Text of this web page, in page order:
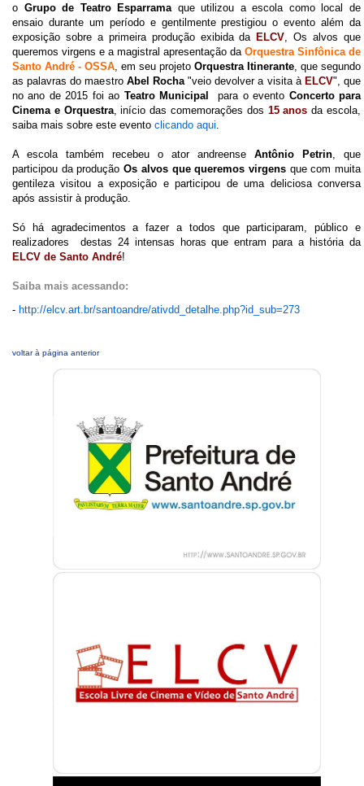
o Grupo de Teatro Esparrama que utilizou a escola como local de
ensaio durante um período e gentilmente prestigiou o evento além da
exposição sobre a primeira produção exibida da ELCV , Os alvos que
queremos virgens e a magistral apresentação da Orquestra Sinfônica de
Santo André - OSSA , em seu projeto Orquestra Itinerante , que segundo
as palavras do maestro Abel Rocha"veio devolver a visita à ELCV", que
no ano de 2015 foi ao Teatro Municipal para o evento Concerto para
Cinema e Orquestra, início das comemorações dos 15 anos da escola,
saiba mais sobre este evento clicando aqui
A escola também recebeu o ator andreense Antônio Petrin , que
participou da produçãoOs alvos que queremos virgensque com muita
gentileza visitou a exposição e participou de uma deliciosa conversa
após assistir à produção.
Só há agradecimentos a fazer a todos que participaram, público e
realizadores destas 24 intensas horas que entram para a história da
ELCV de Santo André!
Saiba mais acessando:
- http://elcv.art.br/santoandre/ativdd_detalhe.php?id_sub=273
voltar à página anterior